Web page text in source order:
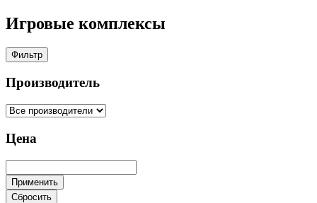
Игровые комплексы
Фильтр
Производитель
Цена
Применить
Сбросить